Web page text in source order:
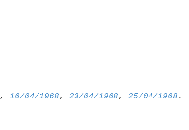
, 16/04/1968, 23/04/1968, 25/04/1968